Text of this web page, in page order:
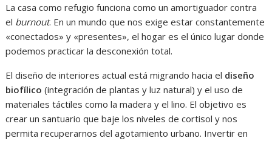
La casa como refugio funciona como un amortiguador contra
el burnout. En un mundo que nos exige estar constantemente
«conectados» y «presentes», el hogar es el único lugar donde
podemos practicar la desconexión total.
El diseño de interiores actual está migrando hacia el diseño
biofílico (integración de plantas y luz natural) y el uso de
materiales táctiles como la madera y el lino. El objetivo es
crear un santuario que baje los niveles de cortisol y nos
permita recuperarnos del agotamiento urbano. Invertir en